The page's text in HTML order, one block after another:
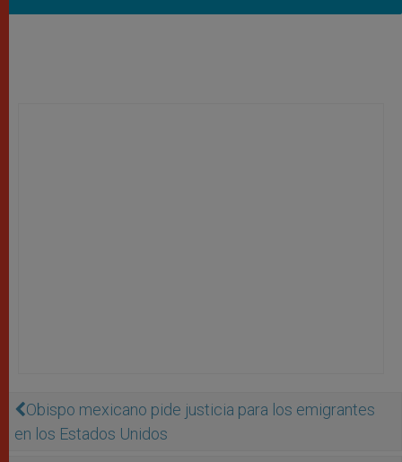
Obispo mexicano pide justicia para los emigrantes
en los Estados Unidos